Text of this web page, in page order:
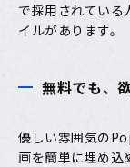
で採用されている
イルがあります。
無料でも、
優しい雰囲気の
画を簡単に埋め